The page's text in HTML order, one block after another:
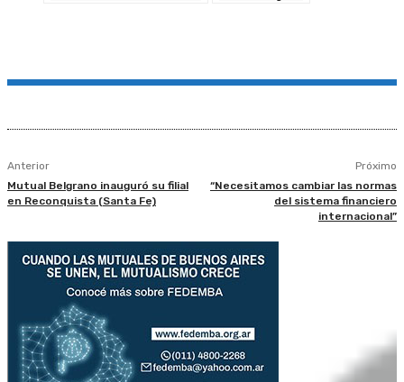
Anterior
Mutual Belgrano inauguró su filial
en Reconquista (Santa Fe)
Próximo
“Necesitamos cambiar las normas
del sistema financiero
internacional”